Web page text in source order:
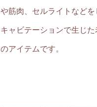
や筋肉、セルライトなど
キャビテーションで生じ
のアイテムです。